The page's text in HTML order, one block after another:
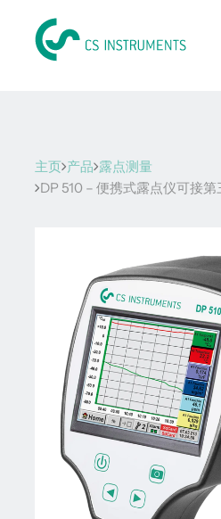
主页 产品 露点测量
DP 510 – 便携式露点仪可接